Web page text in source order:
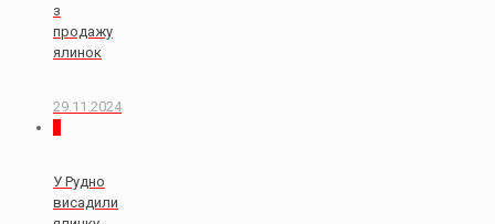
з
продажу
ялинок
29.11.2024
У Рудно
висадили